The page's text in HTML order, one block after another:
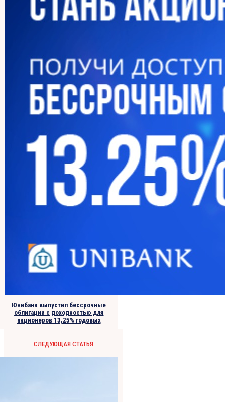
Юнибанк выпустил бессрочные
облигации с доходностью для
акционеров 13,25% годовых
СЛЕДУЮЩАЯ СТАТЬЯ